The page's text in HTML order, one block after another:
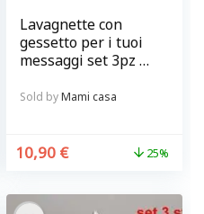
Lavagnette con
gessetto per i tuoi
messaggi set 3pz @
Sold byMami casa
10,90 € 25%